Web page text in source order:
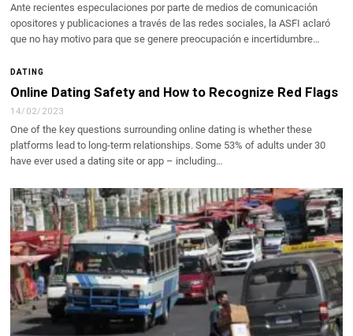
Ante recientes especulaciones por parte de medios de comunicación
opositores y publicaciones a través de las redes sociales, la ASFI aclaró
que no hay motivo para que se genere preocupación e incertidumbre…
DATING
Online Dating Safety and How to Recognize Red Flags
14/02/2023
One of the key questions surrounding online dating is whether these
platforms lead to long-term relationships. Some 53% of adults under 30
have ever used a dating site or app – including…